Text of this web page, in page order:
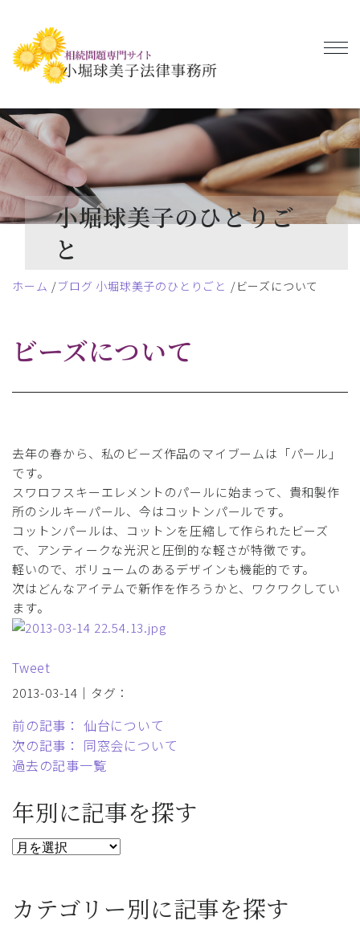
小堀球美子のひとりご
と
ホーム ブログ 小堀球美子のひとりごと ビーズについて
ビーズについて
去年の春から、私のビーズ作品のマイブームは「パール」
です。
スワロフスキーエレメントのパールに始まって、貴和製作
所のシルキーパール、今はコットンパールです。
コットンパールは、コットンを圧縮して作られたビーズ
で、アンティークな光沢と圧倒的な軽さが特徴です。
軽いので、ボリュームのあるデザインも機能的です。
次はどんなアイテムで新作を作ろうかと、ワクワクしてい
ます。
Tweet
2013-03-14｜タグ：
前の記事： 仙台について
次の記事： 同窓会について
過去の記事一覧
年別に記事を探す
カテゴリー別に記事を探す